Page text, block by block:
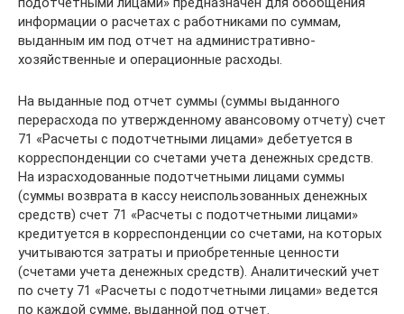
информации о расчетах с работниками по суммам,
выданным им под отчет на административно-
хозяйственные и операционные расходы.
На выданные под отчет суммы (суммы выданного
перерасхода по утвержденному авансовому отчету) счет
71 «Расчеты с подотчетными лицами» дебетуется в
корреспонденции со счетами учета денежных средств.
На израсходованные подотчетными лицами суммы
(суммы возврата в кассу неиспользованных денежных
средств) счет 71 «Расчеты с подотчетными лицами»
кредитуется в корреспонденции со счетами, на которых
учитываются затраты и приобретенные ценности
(счетами учета денежных средств). Аналитический учет
по счету 71 «Расчеты с подотчетными лицами» ведется
по каждой сумме, выданной под отчет.